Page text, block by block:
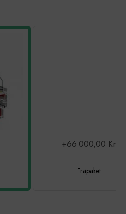
Träpaket
+66 000,00 Kr